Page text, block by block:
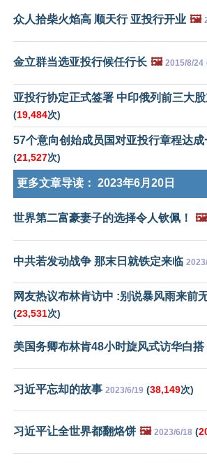
众人拾柴火焰高 顺天行 亚投行开业 🖼️
金立群当选亚投行候任行长 🖼️ 2015/8/24
亚投行协定正式签署 中印俄列前三大
(19,484次)
57个意向创始成员国对亚投行章程达成
(21,527次)
更多文章导读： 2023年6月20日
世界第二富豪妻子的选择令人钦佩！ 🖼️
中共若发动战争 那末日就铁定来临
网友热议布林肯访中 :别说暴风雨来前
(23,531次)
美国务卿布林肯48小时旋风式访华白搭
习近平忘却的故事 2023/6/19 (38,149次)
习近平让全世界都翻烙饼 🖼️ 2023/6/18 (